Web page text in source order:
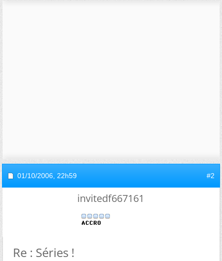
01/10/2006, 22h59 #2
invitedf667161
Re : Séries !